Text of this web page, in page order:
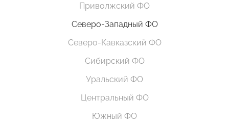
Приволжский ФО
Северо-Западный ФО
Северо-Кавказский ФО
Сибирский ФО
Уральский ФО
Центральный ФО
Южный ФО